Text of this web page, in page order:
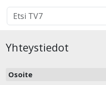
Hakutulokset
haulle:
Yhteystiedot
Osoite